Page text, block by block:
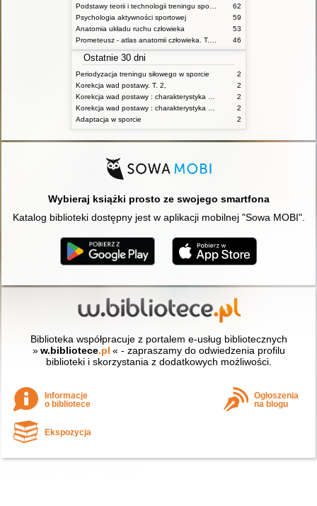
62
Psychologia aktywności sportowej
59
Anatomia układu ruchu człowieka
53
46
Ostatnie 30 dni
Periodyzacja treningu siłowego w sporcie
2
Korekcja wad postawy. T. 2,
2
2
2
Adaptacja w sporcie
2
Wybieraj książki prosto ze swojego smartfona
Katalog biblioteki dostępny jest w aplikacji mobilnej "Sowa MOBI".
Biblioteka współpracuje z portalem e-usług bibliotecznych
» w.bibliotece.pl « - zapraszamy do odwiedzenia profilu
biblioteki i skorzystania z dodatkowych możliwości.
Informacje
o bibliotece
Ogłoszenia
na blogu
Ekspozycja